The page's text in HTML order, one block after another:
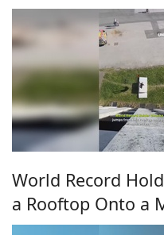
World Record
a Rooftop Onto a